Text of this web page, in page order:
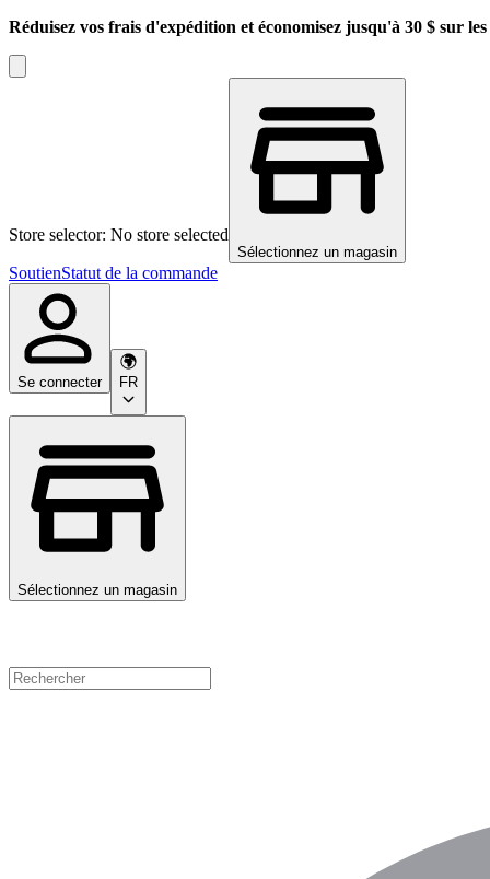
Réduisez vos frais d'expédition et économisez jusqu'à 30 $ sur
Store selector: No store selected
Sélectionnez un magasin
SoutienStatut de la commande
Se connecter FR
Sélectionnez un magasin